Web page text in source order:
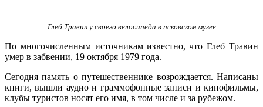
Глеб Травин у своего велосипеда в псковском музее
По многочисленным источникам известно, что Глеб Травин
умер в забвении, 19 октября 1979 года.
Сегодня память о путешественнике возрождается. Написаны
книги, вышли аудио и граммофонные записи и кинофильмы,
клубы туристов носят его имя, в том числе и за рубежом.